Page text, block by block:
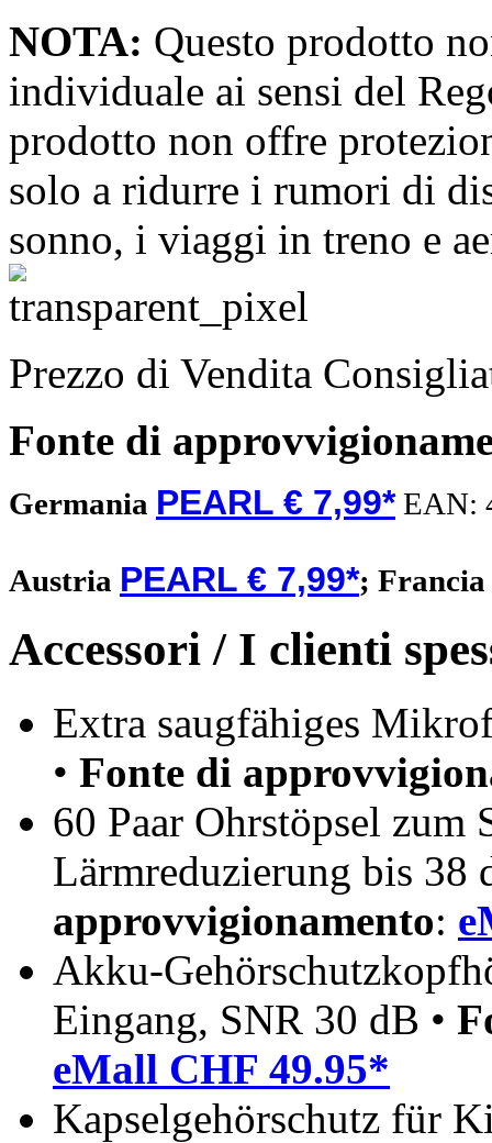
NOTA: Questo prodotto
individuale ai sensi del
prodotto non offre
solo a ridurre i rumori di
sonno, i viaggi in treno e
Prezzo di Vendita
Fonte di
Germania PEARL € 7,99*EAN:
Austria PEARL € 7,99*; Francia
Accessori / I clienti
Extra saugfähiges
• Fonte di
60 Paar Ohrstöpsel zum
Lärmreduzierung bis 38
approvvigionamento:
Akku-
Eingang, SNR 30 dB •
eMall CHF 49.95*
Kapselgehörschutz für